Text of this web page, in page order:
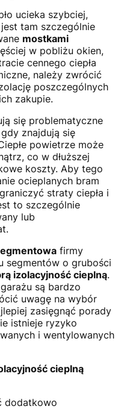
ucieka szybciej,
tam szczególnie
mostkami
w pobliżu okien,
cennego ciepła
należy zwrócić
poszczególnych
zakupie.
się problematyczne
znajdują się
powietrze może
co w dłuższej
koszty. Aby tego
ocieplanych bram
straty ciepła i
to szczególnie
lub
firmy
segmentów o grubości
izolacyjność cieplną.
są bardzo
uwagę na wybór
zasięgnąć porady
istnieje ryzyko
i wentylowanych
cieplną
dodatkowo